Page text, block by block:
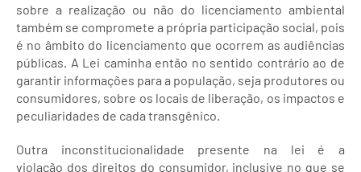
sobre a realização ou não do licenciamento ambiental
também se compromete a própria participação social, pois
é no âmbito do licenciamento que ocorrem as audiências
públicas. A Lei caminha então no sentido contrário ao de
garantir informações para a população, seja produtores ou
consumidores, sobre os locais de liberação, os impactos e
peculiaridades de cada transgênico.
Outra inconstitucionalidade presente na lei é a
violação dos direitos do consumidor, inclusive no que se